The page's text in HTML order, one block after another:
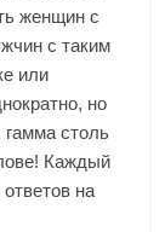
женщин с
с таким
или
но
гамма столь
Каждый
на